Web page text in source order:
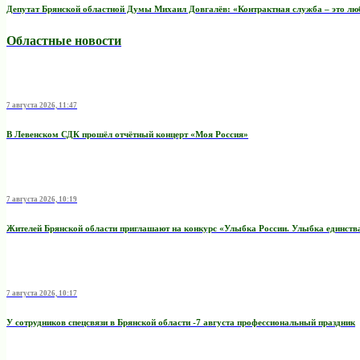
Депутат Брянской областной Думы Михаил Довгалёв: «Контрактная служба – это
Областные новости
7 августа 2026, 11:47
В Левенском СДК прошёл отчётный концерт «Моя Россия»
7 августа 2026, 10:19
Жителей Брянской области приглашают на конкурс «Улыбка России. Улыбка
7 августа 2026, 10:17
У сотрудников спецсвязи в Брянской области -7 августа профессиональный праздник